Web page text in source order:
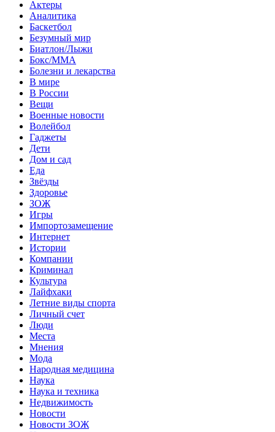
Актеры
Аналитика
Баскетбол
Безумный мир
Биатлон/Лыжи
Бокс/MMA
Болезни и лекарства
В мире
В России
Вещи
Военные новости
Волейбол
Гаджеты
Дети
Дом и сад
Еда
Звёзды
Здоровье
ЗОЖ
Игры
Импортозамещение
Интернет
Истории
Компании
Криминал
Культура
Лайфхаки
Летние виды спорта
Личный счет
Люди
Места
Мнения
Мода
Народная медицина
Наука
Наука и техника
Недвижимость
Новости
Новости ЗОЖ